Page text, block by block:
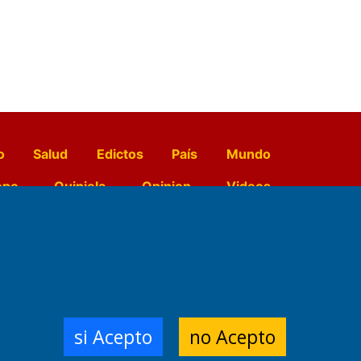
Salud Edictos País
Mundo
Quiniela Opinion
Videos
si Acepto no Acepto